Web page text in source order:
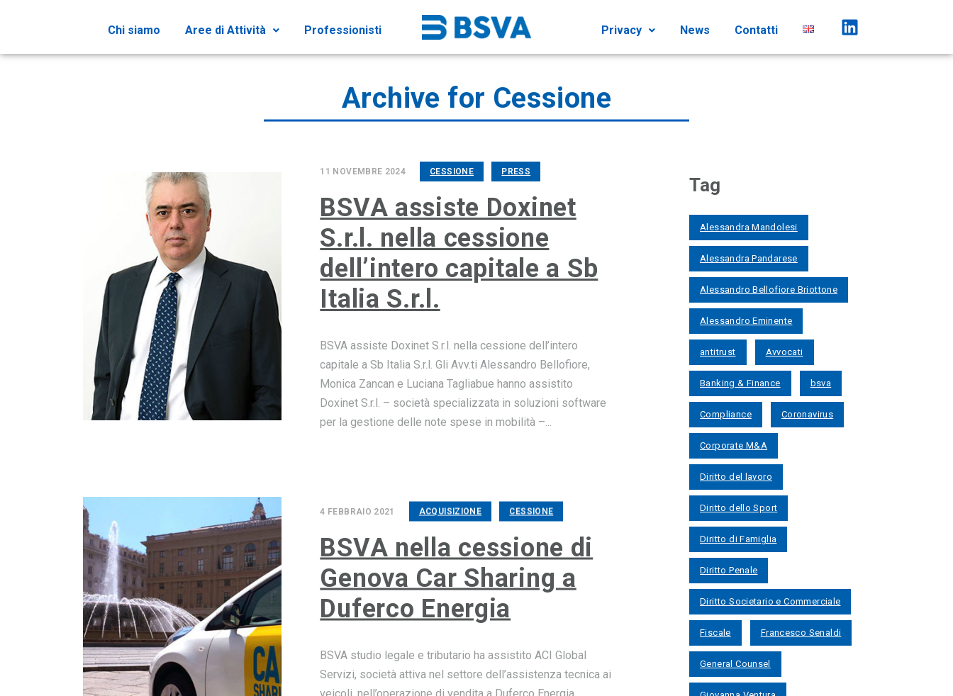
Chi siamo Aree di Attività Professionisti Privacy News Contatti
Archive for Cessione
11 NOVEMBRE 2024 CESSIONE PRESS
BSVA assiste Doxinet
S.r.l. nella cessione
dell’intero capitale a Sb
Italia S.r.l.
BSVA assiste Doxinet S.r.l. nella cessione dell’intero
capitale a Sb Italia S.r.l. Gli Avv.ti Alessandro Bellofiore,
Monica Zancan e Luciana Tagliabue hanno assistito
Doxinet S.r.l. – società specializzata in soluzioni software
per la gestione delle note spese in mobilità –...
4 FEBBRAIO 2021 ACQUISIZIONE CESSIONE
BSVA nella cessione di
Genova Car Sharing a
Duferco Energia
BSVA studio legale e tributario ha assistito ACI Global
Servizi, società attiva nel settore dell’assistenza tecnica ai
veicoli, nell’operazione di vendita a Duferco Energia
Tag
Alessandra Mandolesi
Alessandra Pandarese
Alessandro Bellofiore Briottone
Alessandro Eminente
antitrust Avvocati
Banking & Finance bsva
Compliance Coronavirus
Corporate M&A
Diritto del lavoro
Diritto dello Sport
Diritto di Famiglia
Diritto Penale
Diritto Societario e Commerciale
Fiscale Francesco Senaldi
General Counsel